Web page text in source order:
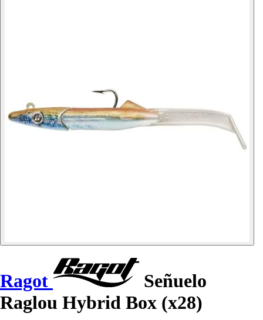
Ragot
Señuelo
Raglou Hybrid Box (x28)